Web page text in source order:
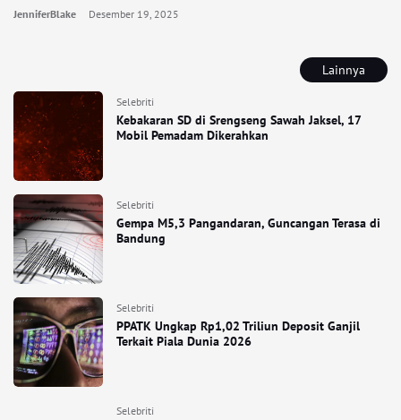
Lainnya
Selebriti
Kebakaran SD di Srengseng Sawah Jaksel, 17
Mobil Pemadam Dikerahkan
Selebriti
Gempa M5,3 Pangandaran, Guncangan Terasa di
Bandung
Selebriti
PPATK Ungkap Rp1,02 Triliun Deposit Ganjil
Terkait Piala Dunia 2026
Selebriti
JenniferBlake Desember 19, 2025